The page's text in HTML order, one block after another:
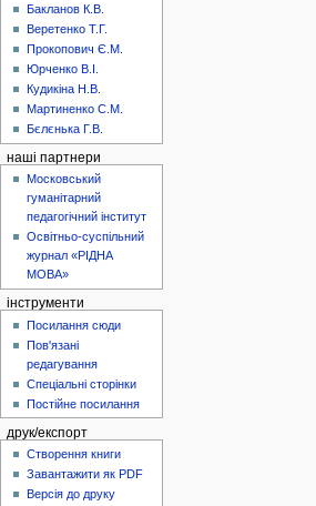
Бакланов К.В.
Веретенко Т.Г.
Прокопович Є.М.
Юрченко В.І.
Кудикіна Н.В.
Мартиненко С.М.
Бєлєнька Г.В.
наші партнери
Московський
гуманітарний
педагогічний інститут
Освітньо-суспільний
журнал «РІДНА
МОВА»
інструменти
Посилання сюди
Пов'язані
редагування
Спеціальні сторінки
Постійне посилання
друк/експорт
Створення книги
Завантажити як PDF
Версія до друку